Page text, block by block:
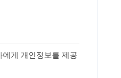
게 개인정보를 제공